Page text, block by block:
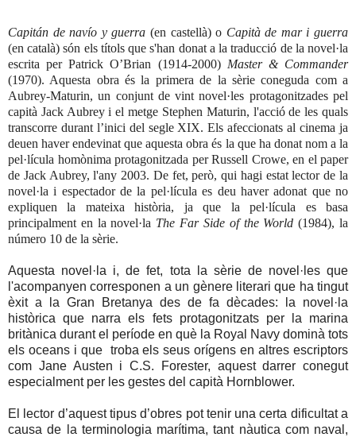
Capitán de navío y guerra (en castellà) o Capità de mar i guerra
(en català) són els títols que s'han donat a la traducció de la novel·la
escrita per Patrick O’Brian (1914-2000) Master & Commander
(1970). Aquesta obra és la primera de la sèrie coneguda com a
Aubrey-Maturin, un conjunt de vint novel·les protagonitzades pel
capità Jack Aubrey i el metge Stephen Maturin, l'acció de les quals
transcorre durant l’inici del segle XIX. Els afeccionats al cinema ja
deuen haver endevinat que aquesta obra és la que ha donat nom a la
pel·lícula homònima protagonitzada per Russell Crowe, en el paper
de Jack Aubrey, l'any 2003. De fet, però, qui hagi estat lector de la
novel·la i espectador de la pel·lícula es deu haver adonat que no
expliquen la mateixa història, ja que la pel·lícula es basa
principalment en la novel·la The Far Sideof the World(1984), la
número 10 de la sèrie.
Aquesta novel·la i, de fet, tota la sèrie de novel·les que
l'acompanyen corresponen a un gènere literari que ha tingut
èxit a
la Gran Bretanya des de fa dècades: la novel·la
històrica que narra els fets protagonitzats per la marina
britànica durant el període en què la Royal Navy dominà tots
els oceans i que troba els seus orígens en altres escriptors
com Jane Austen i C.S. Forester, aquest darrer conegut
especialment per les gestes del capità Hornblower.
El lector d’aquest tipus d’obres pot tenir una certa dificultat a
causa de la terminologia marítima, tant nàutica com naval,